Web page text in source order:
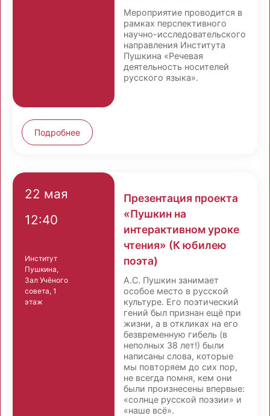
Мероприятие проводится в
рамках перспективного
научно-исследовательского
направления Института
Пушкина «Речевая
деятельность носителей
русского языка».
Подробнее
22 мая
12:40
Институт
Пушкина,
Зал Учёного
совета, 1
этаж
Презентация проекта
«Пушкин на
интерактивном уроке
чтения» (К юбилею
поэта)
А.С. Пушкин занимает
особое место в русской
культуре. Его поэтический
гений был признан ещё при
жизни, а в откликах на его
безвременную гибель (в
неполных 38 лет!) были
написаны слова, которые
мы повторяем до сих пор,
не всегда помня, кем они
были произнесены впервые:
«солнце русской поэзии» и
«наше всё».